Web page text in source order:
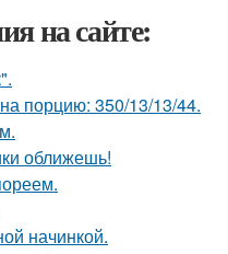
на сайте:
порцию: 350/13/13/44.
оближешь!
начинкой.